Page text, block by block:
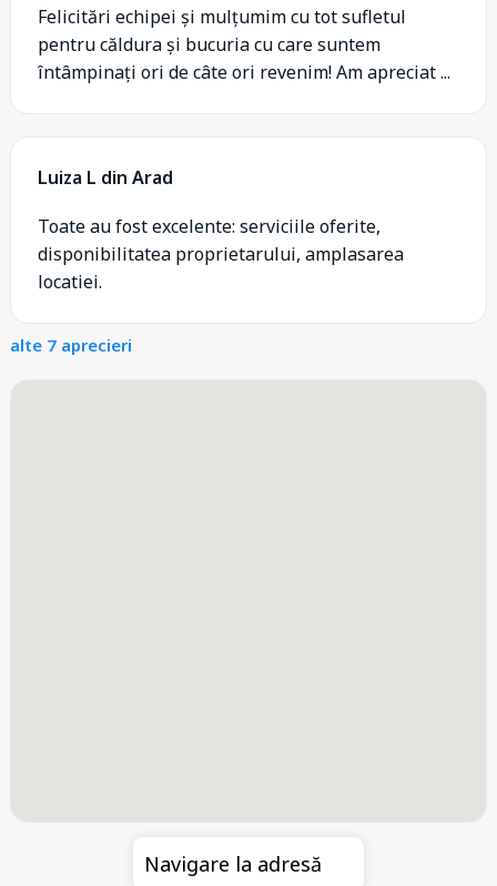
Felicitări echipei și mulțumim cu tot sufletul
pentru căldura și bucuria cu care suntem
întâmpinați ori de câte ori revenim! Am apreciat ...
Luiza L din Arad
Toate au fost excelente: serviciile oferite,
disponibilitatea proprietarului, amplasarea
locatiei.
alte 7 aprecieri
Navigare la adresă